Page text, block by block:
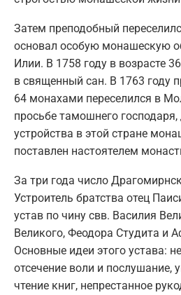
Затем преподобный
основал особую монашескую
Илии. В 1758 году в возрасте
в священный сан. В 1763 году
64 монахами переселился в
просьбе тамошнего
устройства в этой стране
поставлен настоятелем
За три года число
Устроитель братства отец
устав по чину свв. Василия
Великого, Феодора Студита и
Основные идеи этого устава:
отсечение воли и послушание,
чтение книг, непрестанное